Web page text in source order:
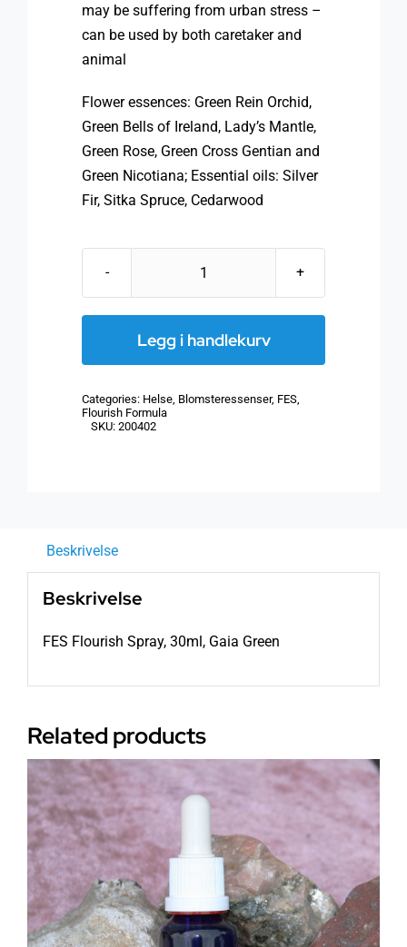
may be suffering from urban stress –
can be used by both caretaker and
animal
Flower essences: Green Rein Orchid,
Green Bells of Ireland, Lady’s Mantle,
Green Rose, Green Cross Gentian and
Green Nicotiana; Essential oils: Silver
Fir, Sitka Spruce, Cedarwood
FES
Spray,
Green
Legg i handlekurv
Categories: Helse, Blomsteressenser, FES,
Flourish Formula
SKU: 200402
Beskrivelse
Beskrivelse
FES Flourish Spray, 30ml, Gaia Green
Related products